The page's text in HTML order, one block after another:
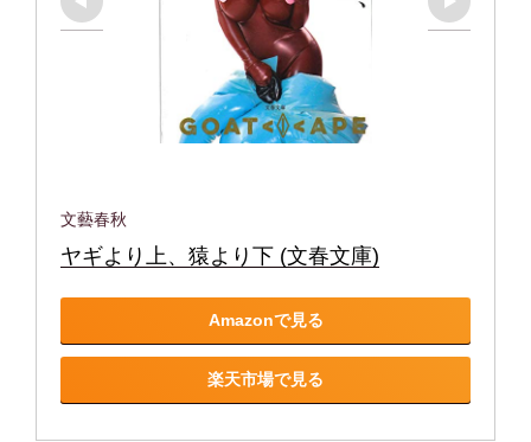
文藝春秋
ヤギより上、猿より下 (文春文庫)
Amazonで見る
楽天市場で見る